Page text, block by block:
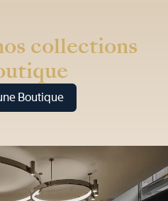
collections
Boutique